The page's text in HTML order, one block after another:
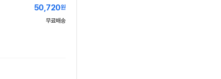
50,720원
무료배송